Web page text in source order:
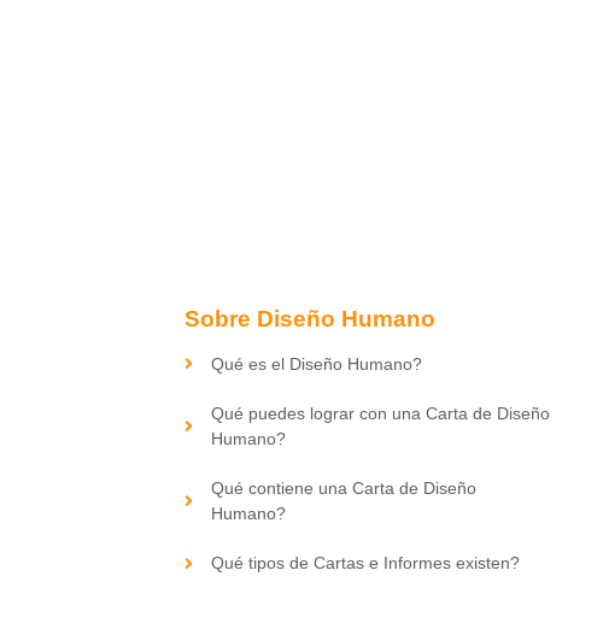
Sobre Diseño Humano
Qué es el Diseño Humano?
Qué puedes lograr con una Carta de Diseño
Humano?
Qué contiene una Carta de Diseño
Humano?
Qué tipos de Cartas e Informes existen?